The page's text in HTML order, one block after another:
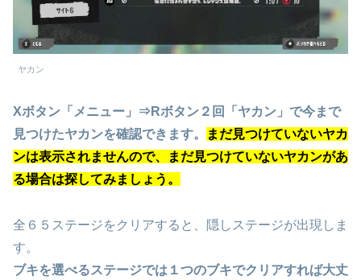
ヤカン
Xボタン「メニュー」⇒Rボタン２回「ヤカン」で今まで
見つけたヤカンを確認できます。
まだ見つけていないヤカ
ンは表示されませんので、まだ見つけていないヤカンがあ
る場合は探してみましょう。
全６５ステージをクリアすると、隠しステージが出現しま
す。
ブキを選べるステージでは１つのブキでクリアすれば大丈